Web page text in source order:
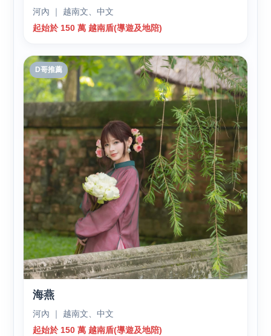
河內 ｜ 越南文、中文
起始於 150 萬 越南盾(導遊及地陪)
D哥推薦
海燕
河內 ｜ 越南文、中文
起始於 150 萬 越南盾(導遊及地陪)